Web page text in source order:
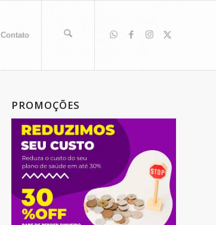
Contato
PROMOÇÕES